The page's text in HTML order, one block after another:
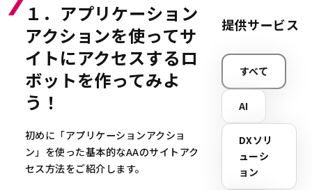
１．アプリケーション
アクションを使ってサ
イトにアクセスするロ
ボットを作ってみよ
う！
初めに「アプリケーションアクショ
ン」を使った基本的なAAのサイトアク
セス方法をご紹介します。
提供サービス
すべて
AI
DXソリ
ューシ
ョン